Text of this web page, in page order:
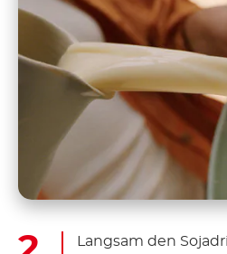
Langsam den